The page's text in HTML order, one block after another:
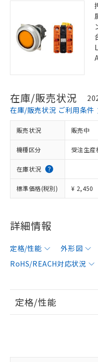
在庫/販売状況
在庫/販売状況 ご利用条件
販売状況 販売中
機種区分 受注生産
在庫状況
標準価格(税別) ¥ 2,450
詳細情報
定格/性能 外形図
RoHS/REACH対応状況
定格/性能